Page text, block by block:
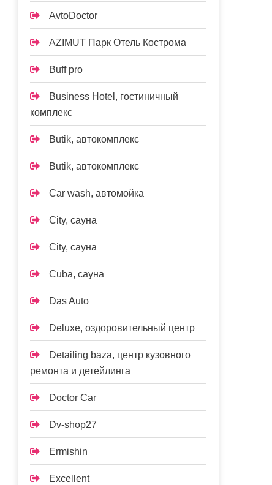
AvtoDoctor
AZIMUT Парк Отель Кострома
Buff pro
Business Hotel, гостиничный
комплекс
Butik, автокомплекс
Butik, автокомплекс
Car wash, автомойка
City, сауна
City, сауна
Cuba, сауна
Das Auto
Deluxe, оздоровительный центр
Detailing baza, центр кузовного
ремонта и детейлинга
Doctor Car
Dv-shop27
Ermishin
Excellent